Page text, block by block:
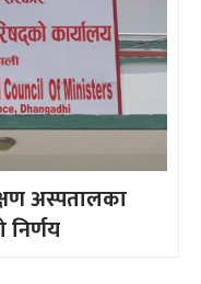
अस्पतालका
निर्णय